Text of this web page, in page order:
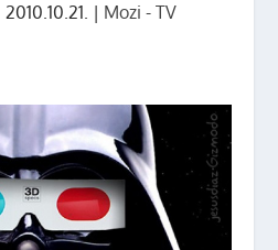
2010.10.21. | Mozi - TV